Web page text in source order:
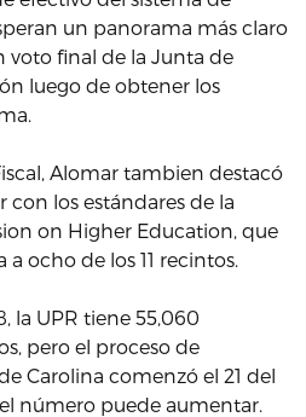
un panorama más claro
voto final de la Junta de
luego de obtener los
Alomar tambien destacó
los estándares de la
on Higher Education, que
ocho de los 11 recintos.
la UPR tiene 55,060
pero el proceso de
Carolina comenzó el 21 del
número puede aumentar.